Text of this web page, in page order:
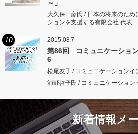
～」
大久保一彦氏 / 日本の将来のた
ションを支援する有限会社 代表
10 2015.08.7
第86回 コミュニケーショ
6
松尾友子 / コミュニケーションイ
浦野啓子氏 / コミュニケーション
新着情報メ